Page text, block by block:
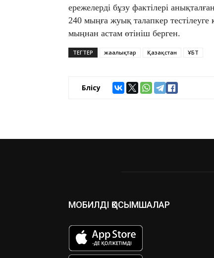
ережелерді бұзу фактілері
240 мыңға жуық талапкер тестілеуге
мыңнан астам өтініш берген.
ТЕГТЕР жаңалықтар Қазақстан ҰБТ
Бөлісу
МОБИЛДІ ҚОСЫМШАЛАР